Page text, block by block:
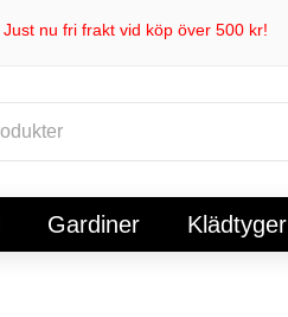
Just nu fri frakt vid köp över 500 kr!
Gardiner Klädtyger